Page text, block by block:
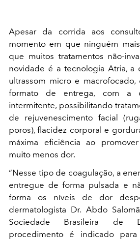
Apesar da corrida aos
momento em que ninguém
que muitos tratamentos não-
novidade é a tecnologia Atria, a
ultrassom micro e
formato de entrega, com a
intermitente, possibilitando
de rejuvenescimento facial
poros), flacidez corporal e
máxima eficiência ao
muito menos dor.
“Nesse tipo de coagulação, a
entregue de forma pulsada e
forma os níveis de dor
dermatologista Dr. Abdo
Sociedade Brasileira de
procedimento é indicado para